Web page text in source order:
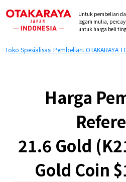
Untuk pembelian
logam mulia,
untuk harga beli
Toko Spesialisasi Pembelian. OTAKARAYA
Harga
21.6 Gold
Gold Coin